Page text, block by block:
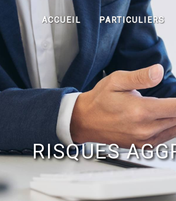
ACCUEIL PARTICULIERS
RISQUES
cookies